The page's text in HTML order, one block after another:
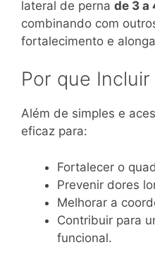
lateral de perna de 3 a
combinando com
fortalecimento e
Por que
Além de simples e
eficaz para:
Fortalecer o
Prevenir dores
Melhorar a
Contribuir para
funcional.